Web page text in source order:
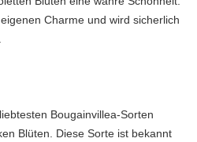
Charme und wird sicherlich
Bougainvillea-Sorten
Blüten. Diese Sorte ist bekannt